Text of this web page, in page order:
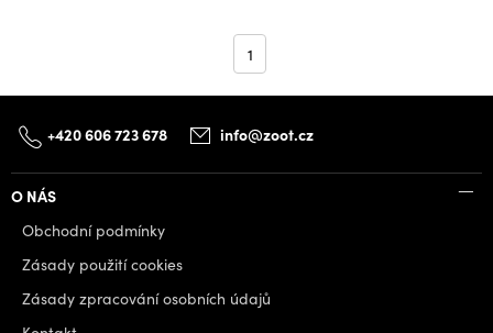
1
+420 606 723 678 info@zoot.cz
O NÁS
Obchodní podmínky
Zásady použití cookies
Zásady zpracování osobních údajů